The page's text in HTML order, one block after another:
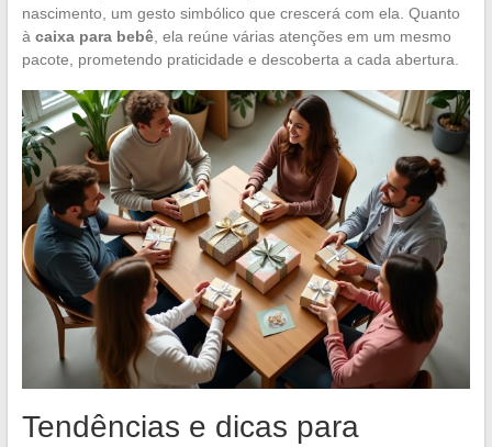
nascimento, um gesto simbólico que crescerá com ela. Quanto
à caixa para bebê, ela reúne várias atenções em um mesmo
pacote, prometendo praticidade e descoberta a cada abertura.
Tendências e dicas para